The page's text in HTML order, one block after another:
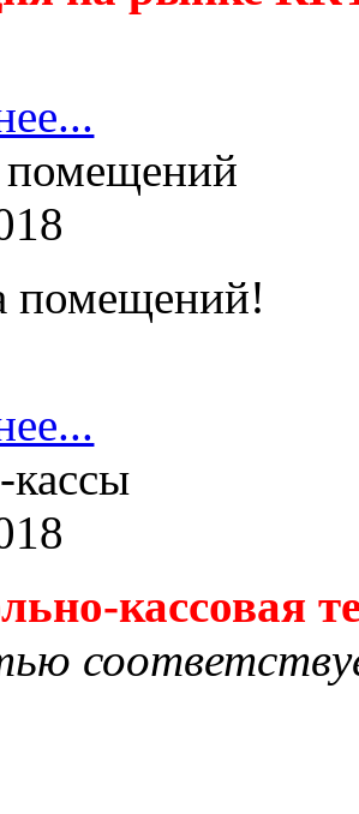
помещений!
кассовая